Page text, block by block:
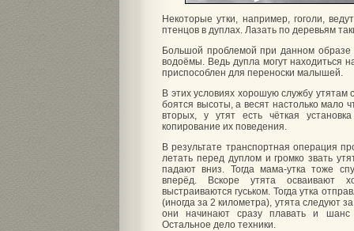
Некоторые утки, например, гоголи,
птенцов в дуплах. Лазать по деревьям
Большой проблемой при данном образе
водоёмы. Ведь дупла могут находиться
приспособлен для переноски малышей.
В этих условиях хорошую службу утятам
боятся высоты, а весят настолько мало
вторых, у утят есть чёткая
копирование их поведения.
В результате транспортная операция
летать перед дуплом и громко звать
падают вниз. Тогда мама-утка тоже
вперёд. Вскоре утята осваивают
выстраиваются гуськом. Тогда утка
(иногда за 2 километра), утята следуют
они начинают сразу плавать и
Остальное дело техники.